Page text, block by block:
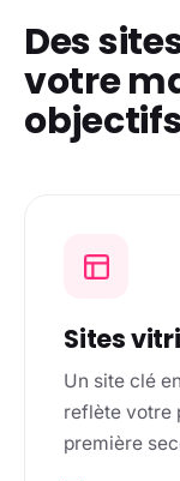
Des
votre
Sites
Un site clé
reflète votre
première